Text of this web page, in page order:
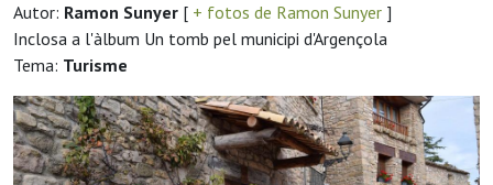
Autor: Ramon Sunyer [ + fotos de Ramon Sunyer ]
Inclosa a l'àlbum Un tomb pel municipi d'Argençola
Tema: Turisme